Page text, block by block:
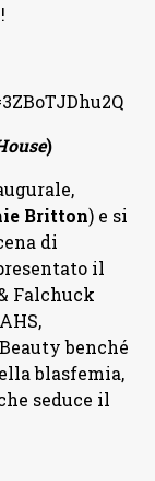
)
Britton) e si
di
il
Falchuck
benché
blasfemia,
seduce il